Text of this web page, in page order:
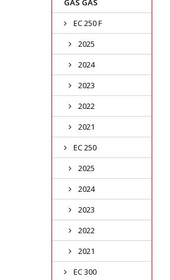
GAS GAS
EC 250 F
2025
2024
2023
2022
2021
EC 250
2025
2024
2023
2022
2021
EC 300